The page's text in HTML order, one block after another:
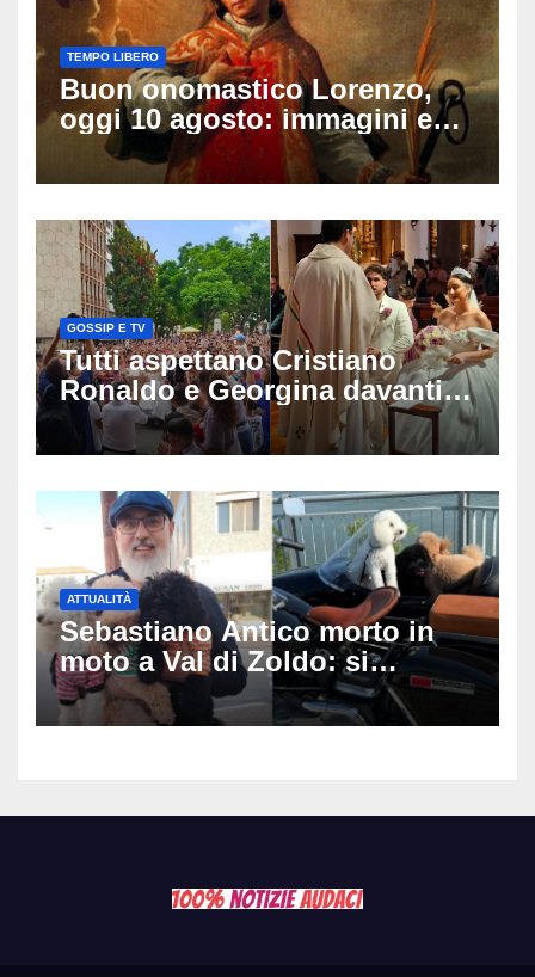
TEMPO LIBERO
Buon onomastico Lorenzo,
oggi 10 agosto: immagini e
gif di auguri da condividere
sui social
GOSSIP E TV
Tutti aspettano Cristiano
Ronaldo e Georgina davanti
alla cattedrale: ma il
matrimonio era di un’altra
ATTUALITÀ
Sebastiano Antico morto in
moto a Val di Zoldo: si
schianta con il sidecar, salvi i
due cagnolini